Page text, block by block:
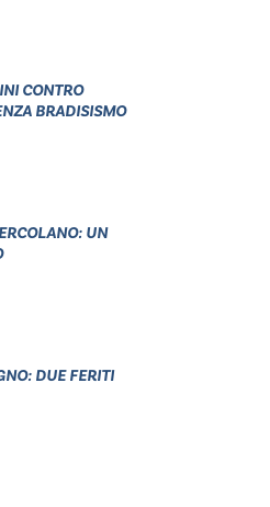
CONTRO
BRADISISMO
UN
DUE FERITI